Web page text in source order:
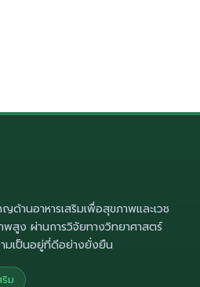
ด้านอาหารเสริมเพื่อสุขภาพและเวช
สูง ผ่านการวิจัยทางวิทยาศาสตร์
มเป็นอยู่ที่ดีอย่างยั่งยืน
ม